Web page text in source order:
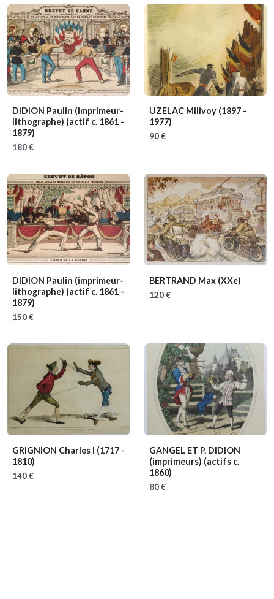
DIDION Paulin (imprimeur-
lithographe) (actif c. 1861 -
1879)
180 €
UZELAC Milivoy (1897 -
1977)
90 €
DIDION Paulin (imprimeur-
lithographe) (actif c. 1861 -
1879)
150 €
BERTRAND Max (XXe)
120 €
GRIGNION Charles I (1717 -
1810)
140 €
GANGEL ET P. DIDION
(imprimeurs) (actifs c.
1860)
80 €